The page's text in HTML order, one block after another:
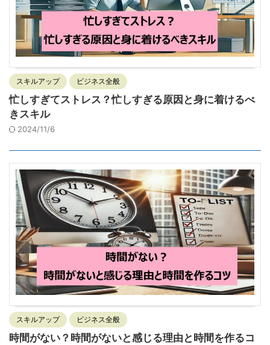
スキルアップ ビジネス全般
忙しすぎてストレス？忙しすぎる原因と身に着けるべ
きスキル
2024/11/6
スキルアップ ビジネス全般
時間がない？時間がないと感じる理由と時間を作るコ